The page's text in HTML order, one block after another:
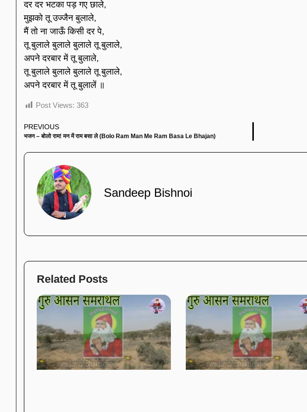
दर दर भटका पड़ गए छाले,
मुझको तू उज्जैन बुलाले,
मैं तो ना जाऊँ किसी दर पे,
तू बुलाले बुलाले बुलाले तू बुलाले,
अपने दरबार में तू बुलाले,
तू बुलाले बुलाले बुलाले तू बुलाले,
अपने दरबार में तू बुलालें ॥
Post Views: 363
PREVIOUS
भजन – बोलो राम! मन में राम बसा ले (Bolo Ram Man Me Ram Basa Le Bhajan)
Sandeep Bishnoi
Related Posts